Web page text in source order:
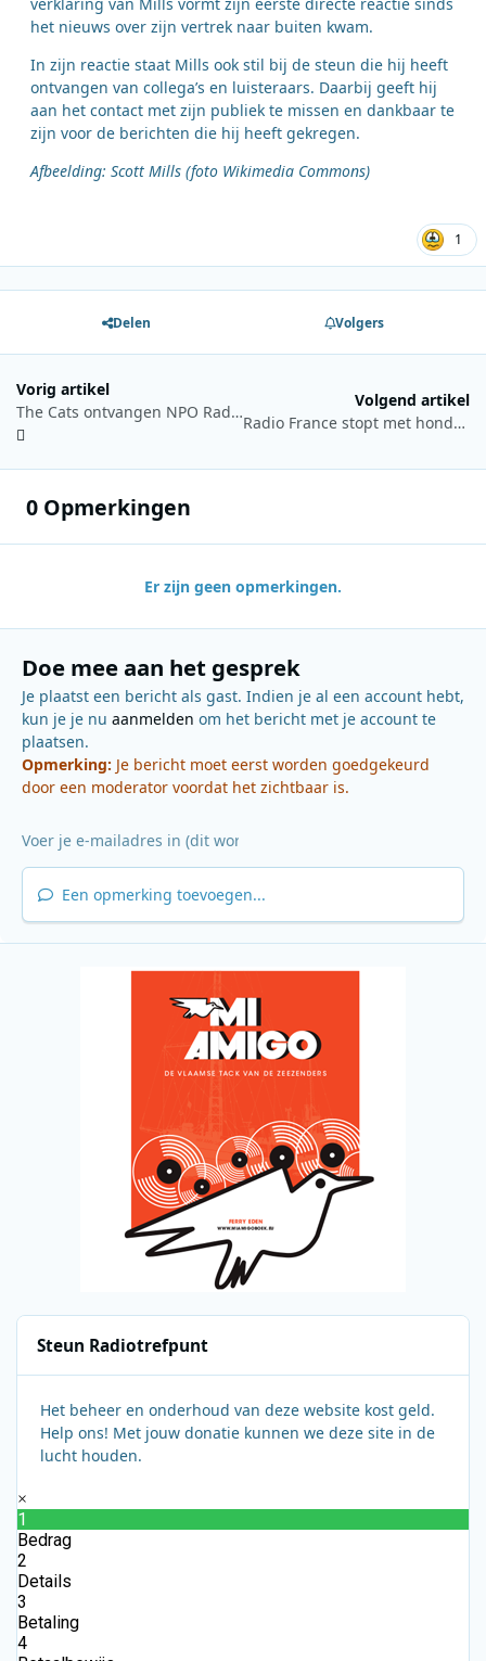
het nieuws over zijn vertrek naar buiten kwam.
In zijn reactie staat Mills ook stil bij de steun die hij heeft
ontvangen van collega’s en luisteraars. Daarbij geeft hij
aan het contact met zijn publiek te missen en dankbaar te
zijn voor de berichten die hij heeft gekregen.
Afbeelding: Scott Mills (foto Wikimedia Commons)
1
Delen Volgers
Vorig artikel
The Cats ontvangen NPO Radio 5 Evergreen Award
Volgend artikel
Radio France stopt met honderden FM-zenders en zet in op digitaal
0 Opmerkingen
Er zijn geen opmerkingen.
Doe mee aan het gesprek
Je plaatst een bericht als gast. Indien je al een account hebt,
kun je je nu aanmelden om het bericht met je account te
plaatsen.
Opmerking: Je bericht moet eerst worden goedgekeurd
door een moderator voordat het zichtbaar is.
Een opmerking toevoegen...
Steun Radiotrefpunt
Het beheer en onderhoud van deze website kost geld.
Help ons! Met jouw donatie kunnen we deze site in de
lucht houden.